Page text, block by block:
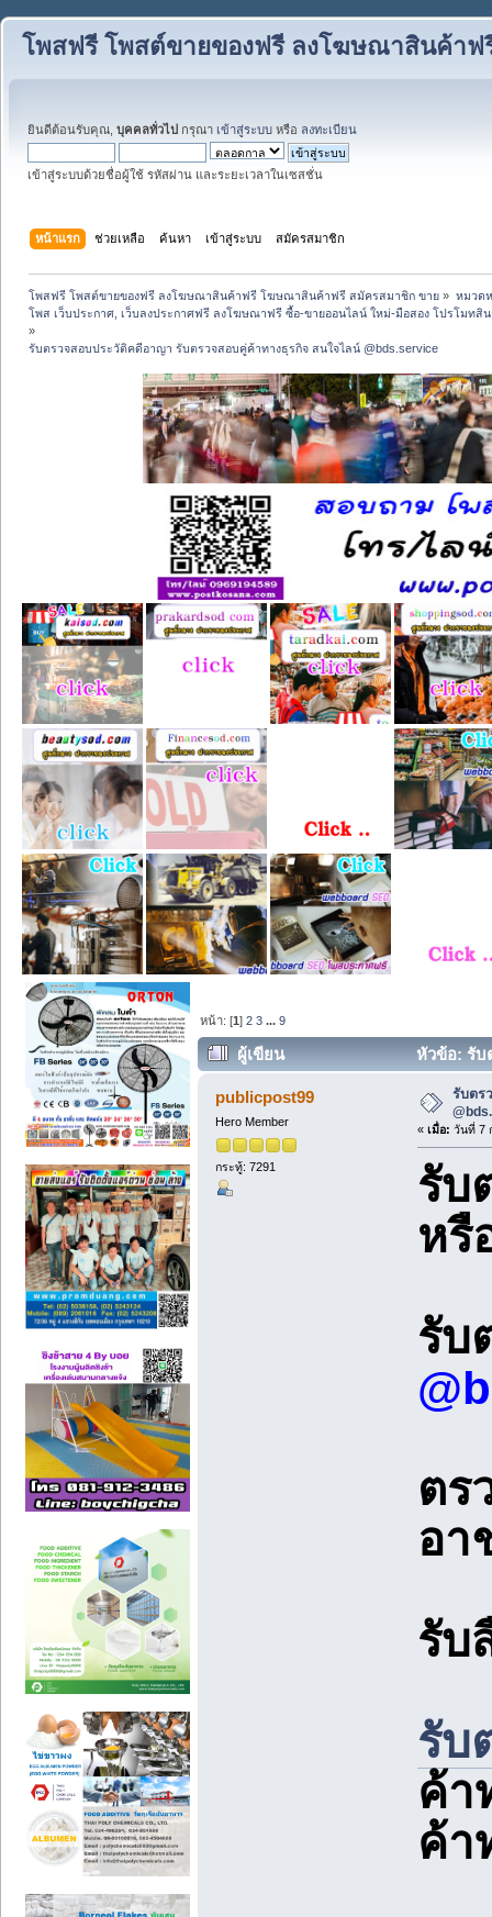
โพสฟรี โพสต์ขายของฟรี ลงโฆษณาสินค้า
ยินดีต้อนรับคุณ, บุคคลทั่วไป กรุณา เข้าสู่ระบบ หรือ ลงทะเบียน
เข้าสู่ระบบด้วยชื่อผู้ใช้ รหัสผ่าน และระยะเวลาในเซสชั่น
หน้าแรก ช่วยเหลือ ค้นหา เข้าสู่ระบบ สมัครสมาชิก
โพสฟรี โพสต์ขายของฟรี ลงโฆษณาสินค้าฟรี โฆษณาสินค้าฟรี สมัครสมาชิก ขาย » หมวด
โพส เว็บประกาศ, เว็บลงประกาศฟรี ลงโฆษณาฟรี ซื้อ-ขายออนไลน์ ใหม่-มือสอง โปรโมทสิ
»
รับตรวจสอบประวัติคดีอาญา รับตรวจสอบคู่ค้าทางธุรกิจ สนใจไลน์ @bds.service
หน้า: [1]2 3 ...9
ผู้เขียน หัวข้อ: รับ
publicpost99
Hero Member
กระทู้: 7291
รับตร
« เมื่อ: วันที่ 7
รับ
หรื
รับ
ตร
อา
รับ
รับ
ค้า
ค้า